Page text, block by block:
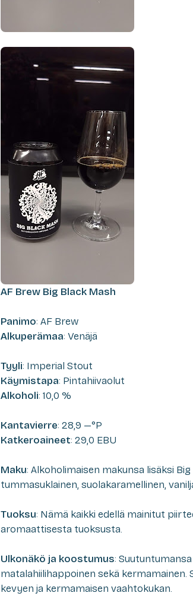
AF Brew Big Black Mash
Panimo: AF Brew
Alkuperämaa: Venäjä
Tyyli: Imperial Stout
Käymistapa: Pintahiivaolut
Alkoholi: 10,0 %
Kantavierre: 28,9 —°P
Katkeroaineet: 29,0 EBU
Maku: Alkoholimaisen makunsa lisäksi
tummasuklainen, suolakaramellinen,
Tuoksu: Nämä kaikki edellä mainitut
aromaattisesta tuoksusta.
Ulkonäkö ja koostumus:
matalahiilihappoinen sekä
kevyen ja kermamaisen vaahtokukan.